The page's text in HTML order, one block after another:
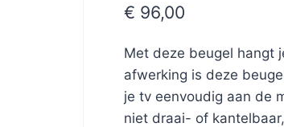
€ 96,00
Met deze beugel hangt
afwerking is deze
je tv eenvoudig aan de
niet draai- of